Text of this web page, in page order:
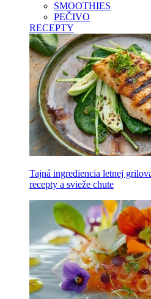
SMOOTHIES
PEČIVO
RECEPTY
Tajná ingrediencia letnej
recepty a svieže chute